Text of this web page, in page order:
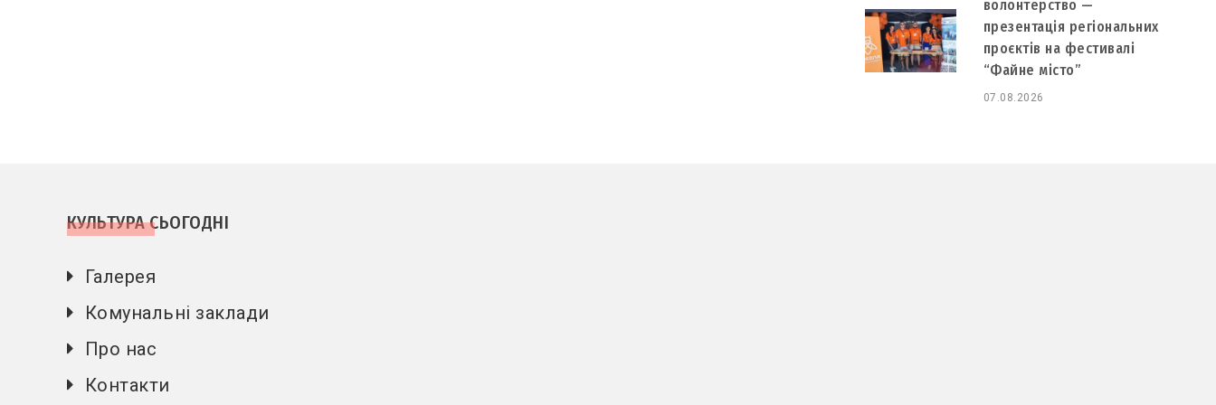
волонтерство —
презентація регіональних
проєктів на фестивалі
“Файне місто”
07.08.2026
КУЛЬТУРА СЬОГОДНІ
Галерея
Комунальні заклади
Про нас
Контакти